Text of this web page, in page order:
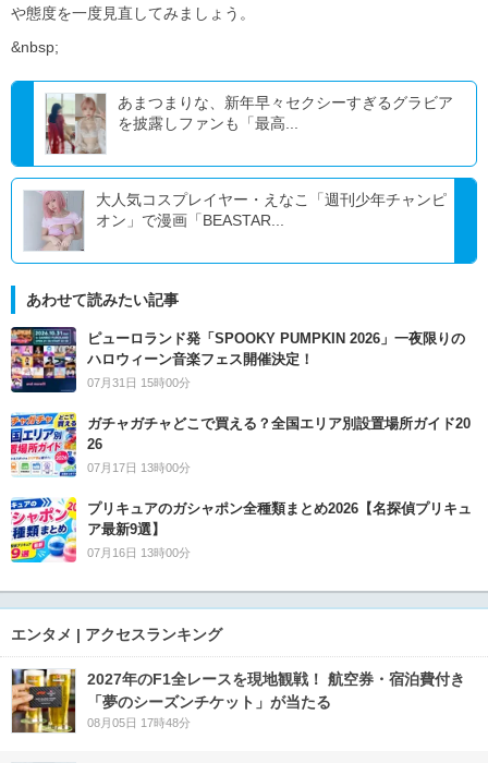
や態度を一度見直してみましょう。
&nbsp;
あまつまりな、新年早々セクシーすぎるグラビア
を披露しファンも「最高...
大人気コスプレイヤー・えなこ「週刊少年チャンピ
オン」で漫画「BEASTAR...
あわせて読みたい記事
ピューロランド発「SPOOKY PUMPKIN 2026」一夜限りの
ハロウィーン音楽フェス開催決定！
07月31日 15時00分
ガチャガチャどこで買える？全国エリア別設置場所ガイド20
26
07月17日 13時00分
プリキュアのガシャポン全種類まとめ2026【名探偵プリキュ
ア最新9選】
07月16日 13時00分
エンタメ | アクセスランキング
2027年のF1全レースを現地観戦！ 航空券・宿泊費付き
「夢のシーズンチケット」が当たる
08月05日 17時48分